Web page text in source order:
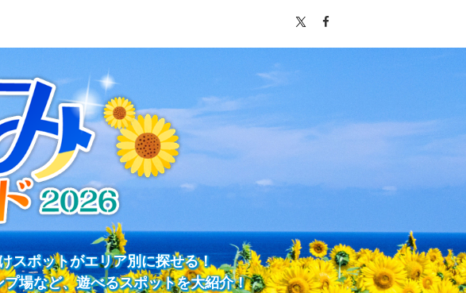
スポットがエリア別に探せる！
場など、遊べるスポットを大紹介！